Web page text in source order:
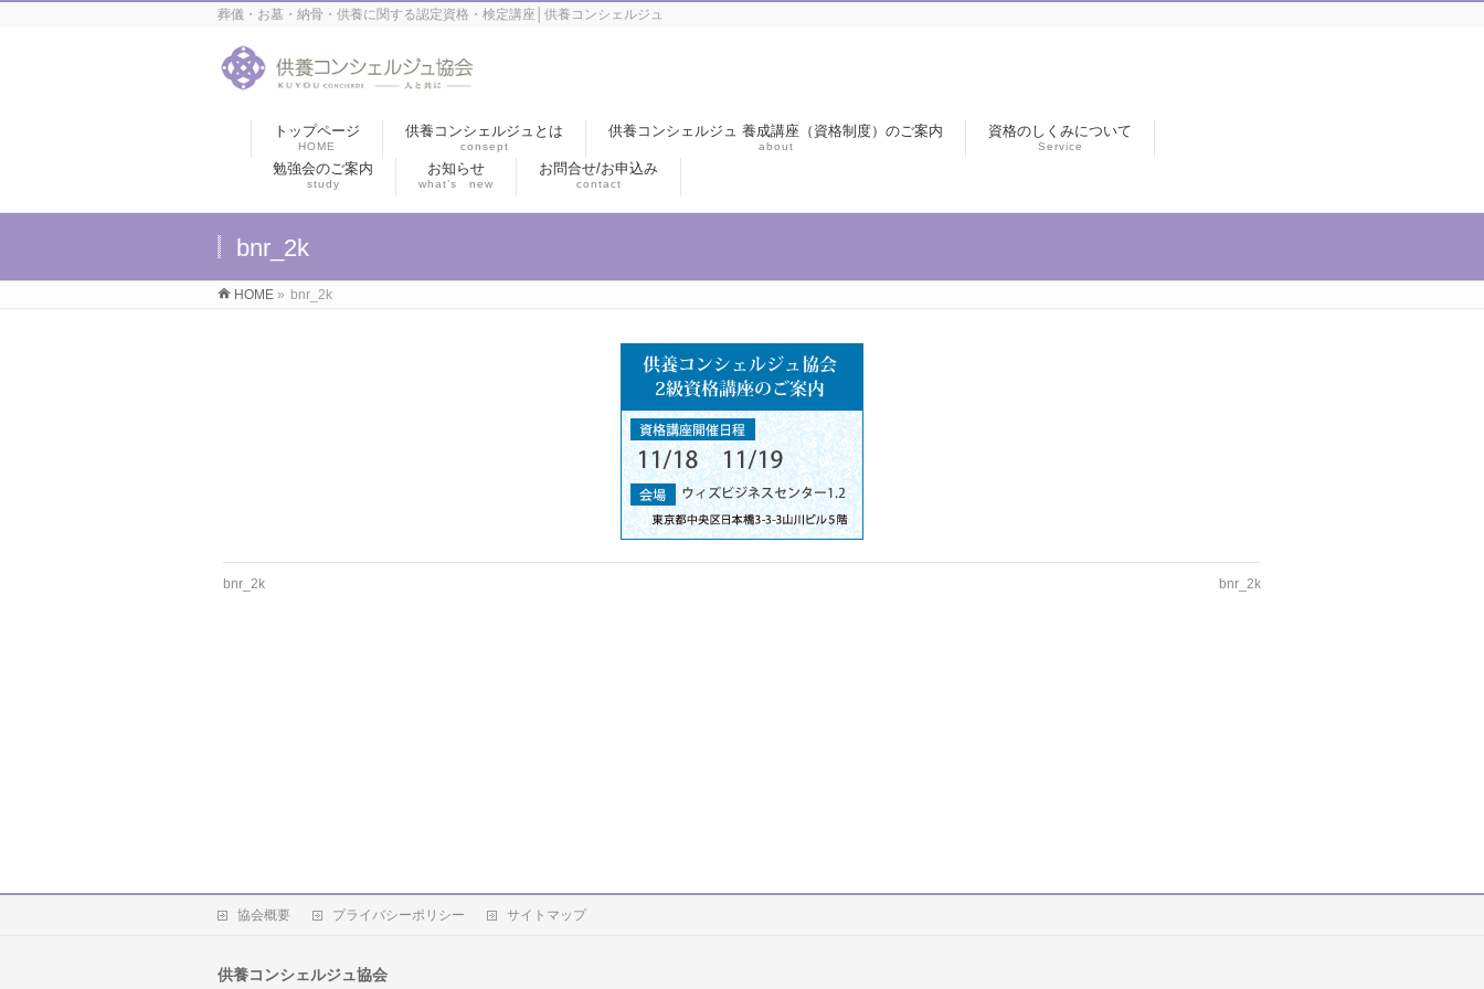
葬儀・お墓・納骨・供養に関する認定資格・検定講座│供養コンシェルジュ
トップページ
HOME
供養コンシェルジュとは
consept
供養コンシェルジュ 養成講座（資格制度）のご案内
about
資格のしくみについて
Service
勉強会のご案内
study
お知らせ
what’s new
お問合せ/お申込み
contact
bnr_2k
HOME » bnr_2k
bnr_2k bnr_2k
協会概要 プライバシーポリシー サイトマップ
供養コンシェルジュ協会